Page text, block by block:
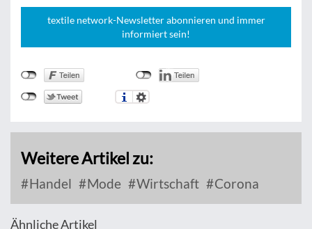
textile network-Newsletter abonnieren und immer
informiert sein!
Weitere Artikel zu:
Handel Mode Wirtschaft Corona
Ähnliche Artikel